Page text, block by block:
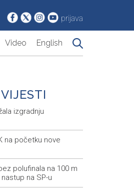
prijava
Video English
izgradnju
na početku nove
polufinala na 100 m
na SP-u